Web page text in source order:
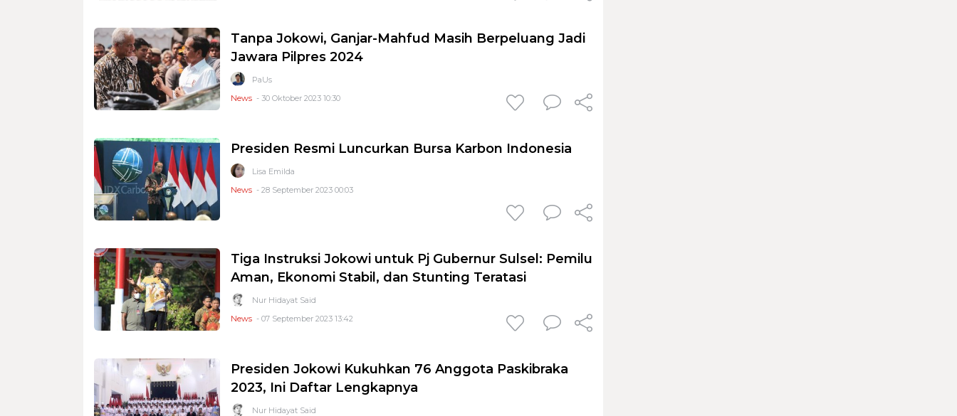
Tanpa Jokowi, Ganjar-Mahfud Masih Berpeluang Jadi
Jawara Pilpres 2024
PaUs
News - 30 Oktober 2023 10:30
Presiden Resmi Luncurkan Bursa Karbon Indonesia
Lisa Emilda
News - 28 September 2023 00:03
Tiga Instruksi Jokowi untuk Pj Gubernur Sulsel: Pemilu
Aman, Ekonomi Stabil, dan Stunting Teratasi
Nur Hidayat Said
News - 07 September 2023 13:42
Presiden Jokowi Kukuhkan 76 Anggota Paskibraka
2023, Ini Daftar Lengkapnya
Nur Hidayat Said